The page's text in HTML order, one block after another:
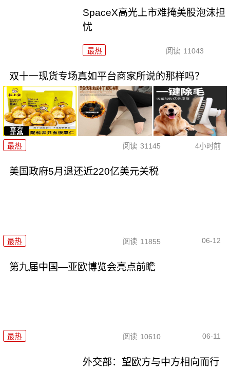
SpaceX高光上市难掩美股泡沫担
忧
最热 阅读 11043
双十一现货专场真如平台商家所说的那样吗？
最热 阅读 31145 4小时前
美国政府5月退还近220亿美元关税
最热 阅读 11855 06-12
第九届中国—亚欧博览会亮点前瞻
最热 阅读 10610 06-11
外交部：望欧方与中方相向而行